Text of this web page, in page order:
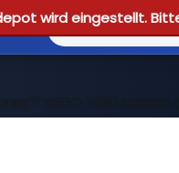
wird eingestellt.
>LEGO 7620 Indiana